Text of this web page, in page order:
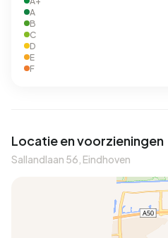
A
B
C
D
E
F
Locatie en voorzieningen
Sallandlaan 56, Eindhoven